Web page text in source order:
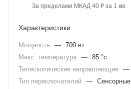
За пределами МКАД 40 ₽ за 1 км.
Характеристики
Мощность — 700 вт
Макс. температура — 85 °c
Телескопические направляющие —
Тип переключателей — Сенсорные